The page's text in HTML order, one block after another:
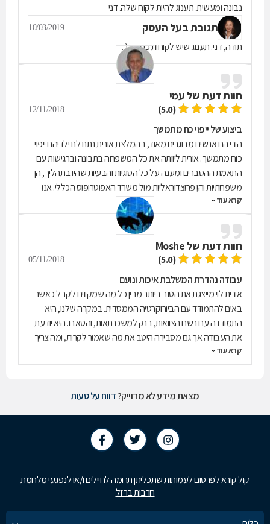
נבונה ומעשית. תענוג להיות לקוח שלה. דני
תגובת בעל העסק 10/03/2019
תודה, דני. תענוג שיש לקוחות כמוך... ( :
חוות דעת של עמי
(5.0)
12/11/2018
ביצוע של ייפוי כח מתמשך
הורי הם אנשים מבוגרים מאוד, בהמלצת אורית נתנו לנו ילדיהם ייפוי
כוח מתמשך. אורית ליוותה את כל המשפחה בתבונה וברגישות עם
התאמת ההסברים ומענה על כל הסוגיות והבעיות שהיו בתהליך, הן
משפחתיות והן פרוצדוראליות מול משרד האפוטרופוס הכללי. אנו
מאוד מרוצים מהמקצועיות ומהיחס החם, וממליצים לכ למי שרוצה
להפקיד תהליך רגיש הנוגע ליקיריו לפנות לאורית לכל הקשור לשרותי
ייפוי כח מתמשך, צוואות וכדומה.
קרא עוד
חוות דעת של Moshe
(5.0)
05/11/2018
עבודה נהדרת המשלבת איכות ונועם
אורית לוי מייצגת את הטוב ביותר מבין כל מה שמקווים לקבל כאשר
באים להתמודד עם הביורוקרטיה הממסדית. במקרה שלנו, היא
התמודדה עם רשם הצוואות, בנק למשכנתאות, והטאבו. היא יודעת
את העבודה אך גם מסבירה היטב את מה שאמור לקרות, ומה צריך
של איכות, בכל האספקטים של הממשק איתה, ועובדי משרדה.
קרא עוד
מצאת מידע לא מדוייק?דווח על טעות
קול קורא לפרסום לעמותות שתכליתן תרומה לחיילים ו/או לנפגעי מלחמת
חרבות ברזל